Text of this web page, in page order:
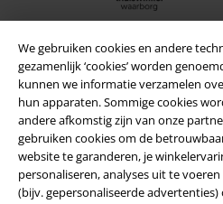
We gebruiken cookies en andere
gezamenlijk ‘cookies’ worden
kunnen we informatie verzamelen
hun apparaten. Sommige cookies
andere afkomstig zijn van onze
gebruiken cookies om de
website te garanderen, je
personaliseren, analyses uit te
(bijv. gepersonaliseerde